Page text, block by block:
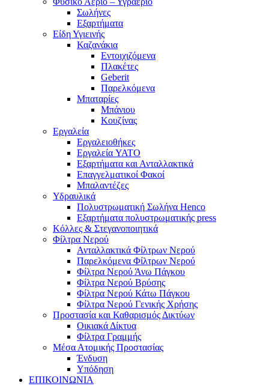
Σωλήνες
Εξαρτήματα
Είδη Υγιεινής
Καζανάκια
Εντοιχιζόμενα
Πλακέτες
Geberit
Παρελκόμενα
Μπαταρίες
Μπάνιου
Κουζίνας
Εργαλεία
Εργαλειοθήκες
Εργαλεία YATO
Εξαρτήματα και Ανταλλακτικά
Επαγγελματικοί Φακοί
Μπαλαντέζες
Υδραυλικά
Πολυστρωματική Σωλήνα Henco
Εξαρτήματα πολυστρωματικής press
Κόλλες & Στεγανοποιητικά
Φίλτρα Νερού
Ανταλλακτικά Φίλτρων Νερού
Παρελκόμενα Φίλτρων Νερού
Φίλτρα Νερού Άνω Πάγκου
Φίλτρα Νερού Βρύσης
Φίλτρα Νερού Κάτω Πάγκου
Φίλτρα Νερού Γενικής Χρήσης
Προστασία και Καθαρισμός Δικτύων
Οικιακά Δίκτυα
Φίλτρα Γραμμής
Μέσα Ατομικής Προστασίας
Ένδυση
Υπόδηση
ΕΠΙΚΟΙΝΩΝΙΑ